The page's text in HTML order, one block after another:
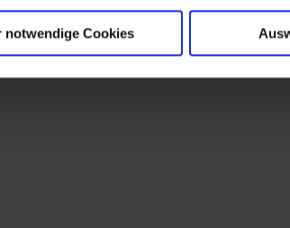
notwendige Cookies
in Berndorf durch